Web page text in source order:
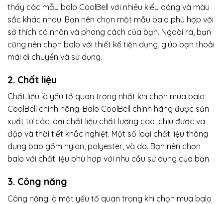
thấy các mẫu balo CoolBell với nhiều kiểu dáng và màu
sắc khác nhau. Bạn nên chọn một mẫu balo phù hợp với
sở thích cá nhân và phong cách của bạn. Ngoài ra, bạn
cũng nên chọn balo với thiết kế tiện dụng, giúp bạn thoải
mái di chuyển và sử dụng.
2. Chất liệu
Chất liệu là yếu tố quan trọng nhất khi chọn mua balo
CoolBell chính hãng. Balo CoolBell chính hãng được sản
xuất từ các loại chất liệu chất lượng cao, chịu được va
đập và thời tiết khắc nghiệt. Một số loại chất liệu thông
dụng bao gồm nylon, polyester, và da. Bạn nên chọn
balo với chất liệu phù hợp với nhu cầu sử dụng của bạn.
3. Công năng
Công năng là một yếu tố quan trọng khi chọn mua balo